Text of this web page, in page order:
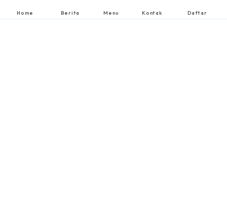
Home Berita Menu Kontak Daftar